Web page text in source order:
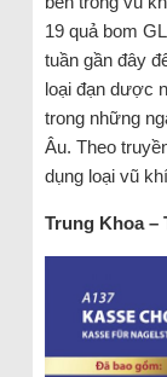
19 quả bom
tuần gần đây
loại đạn dược
trong những
Âu. Theo
dụng loại vũ
Trung Khoa –